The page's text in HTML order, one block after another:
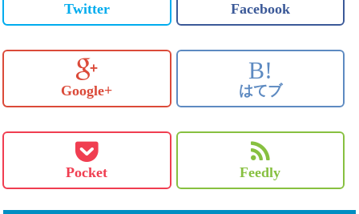
Twitter Facebook
Google+
B!
はてブ
Pocket Feedly